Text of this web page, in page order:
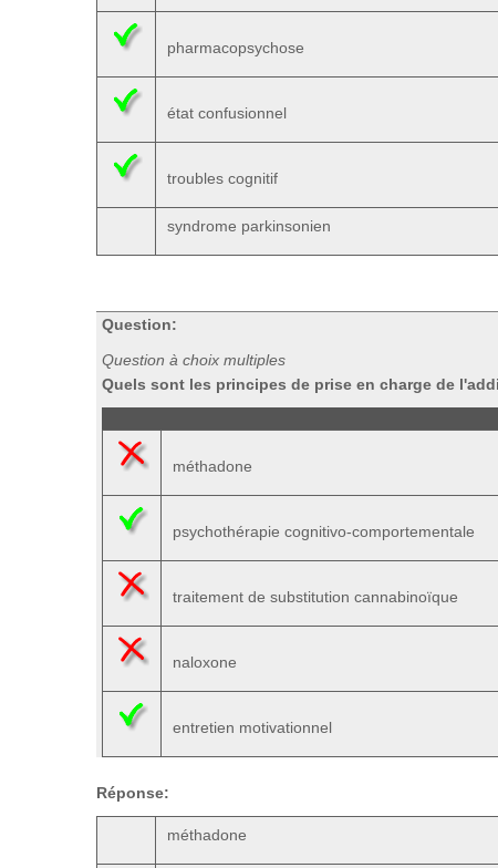
pharmacopsychose
état confusionnel
troubles cognitif
syndrome parkinsonien
Question:
Question à choix multiples
Quels sont les principes de prise en charge de
méthadone
psychothérapie cognitivo-comportementale
traitement de substitution cannabinoïque
naloxone
entretien motivationnel
Réponse:
méthadone